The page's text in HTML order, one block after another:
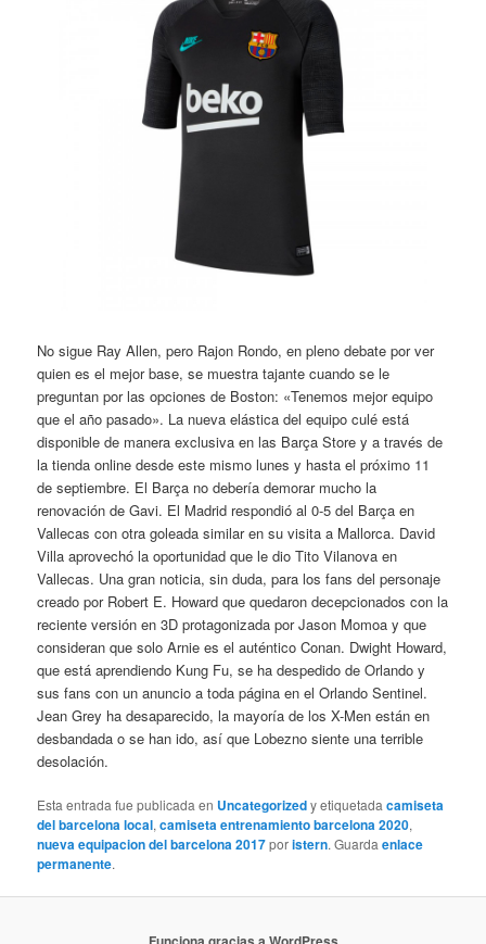
No sigue Ray Allen, pero Rajon Rondo, en pleno debate por ver
quien es el mejor base, se muestra tajante cuando se le
preguntan por las opciones de Boston: «Tenemos mejor equipo
que el año pasado». La nueva elástica del equipo culé está
disponible de manera exclusiva en las Barça Store y a través de
la tienda online desde este mismo lunes y hasta el próximo 11
de septiembre. El Barça no debería demorar mucho la
renovación de Gavi. El Madrid respondió al 0-5 del Barça en
Vallecas con otra goleada similar en su visita a Mallorca. David
Villa aprovechó la oportunidad que le dio Tito Vilanova en
Vallecas. Una gran noticia, sin duda, para los fans del personaje
creado por Robert E. Howard que quedaron decepcionados con la
reciente versión en 3D protagonizada por Jason Momoa y que
consideran que solo Arnie es el auténtico Conan. Dwight Howard,
que está aprendiendo Kung Fu, se ha despedido de Orlando y
sus fans con un anuncio a toda página en el Orlando Sentinel.
Jean Grey ha desaparecido, la mayoría de los X-Men están en
desbandada o se han ido, así que Lobezno siente una terrible
desolación.
Esta entrada fue publicada en Uncategorizedy etiquetadacamiseta
del barcelona local,camiseta entrenamiento barcelona 2020,
nueva equipacion del barcelona 2017poristern. Guardaenlace
permanente.